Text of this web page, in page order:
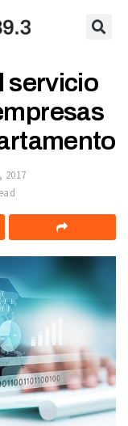
servicio
2017